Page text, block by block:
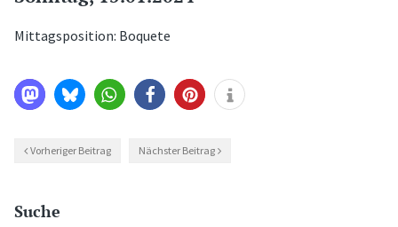
Mittagsposition: Boquete
Vorheriger Beitrag Nächster Beitrag
Suche